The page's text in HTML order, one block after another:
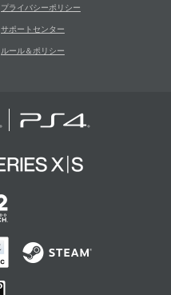
プライバシーポリシー
サポートセンター
ルール＆ポリシー